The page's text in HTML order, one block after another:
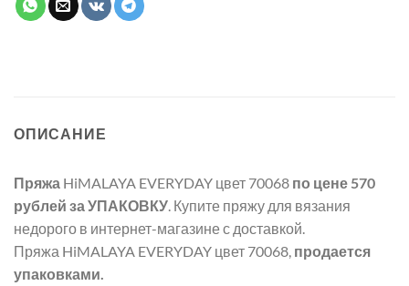
ОПИСАНИЕ
Пряжа HiMALAYA EVERYDAY цвет 70068 по цене 570
рублей за УПАКОВКУ. Купите пряжу для вязания
недорого в интернет-магазине с доставкой.
Пряжа HiMALAYA EVERYDAY цвет 70068, продается
упаковками.